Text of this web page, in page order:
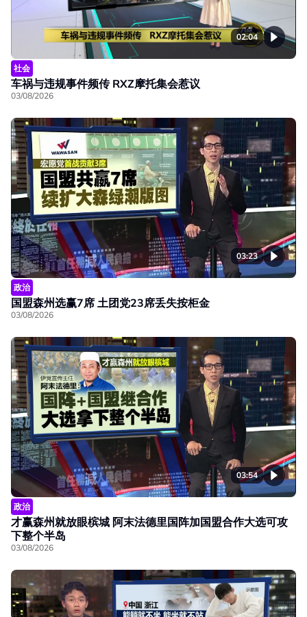
02:04
社会
车祸与违规事件频传 RXZ摩托集会惹议
03/08/2026
03:23
政治
国盟森州选赢7席 土团党23席丢失按柜金
03/08/2026
03:54
政治
才赢森州就放眼槟城 阿末法德里国阵加国盟合作大选可攻
下整个半岛
03/08/2026